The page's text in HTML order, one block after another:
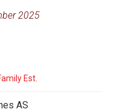
2025
Est.
AS